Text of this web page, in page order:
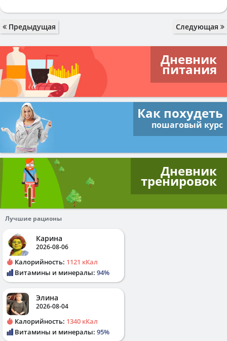
Предыдущая Следующая
Дневник
питания
Как похудеть
пошаговый курс
Дневник
тренировок
Лучшие рационы
Карина
2026-08-06
Калорийность: 1121 кКал
Витамины и минералы: 94%
Элина
2026-08-04
Калорийность: 1340 кКал
Витамины и минералы: 95%